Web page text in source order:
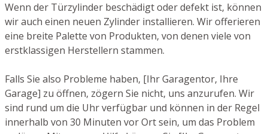
Wenn der Türzylinder beschädigt oder defekt ist, können
wir auch einen neuen Zylinder installieren. Wir offerieren
eine breite Palette von Produkten, von denen viele von
erstklassigen Herstellern stammen.
Falls Sie also Probleme haben, [Ihr Garagentor, Ihre
Garage] zu öffnen, zögern Sie nicht, uns anzurufen. Wir
sind rund um die Uhr verfügbar und können in der Regel
innerhalb von 30 Minuten vor Ort sein, um das Problem